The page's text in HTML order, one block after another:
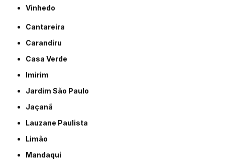
Vinhedo
Cantareira
Carandiru
Casa Verde
Imirim
Jardim São Paulo
Jaçanã
Lauzane Paulista
Limão
Mandaqui